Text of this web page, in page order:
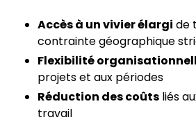
Accès à un vivier élargi de
contrainte géographique
Flexibilité
projets et aux périodes
Réduction des coûts liés
travail